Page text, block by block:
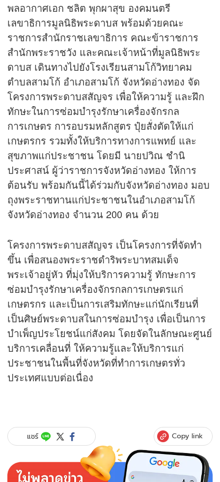
พลอากาศเอก ชลิต พุกผาสุข องคมนตรี
เลขาธิการมูลนิธิพระดาบส พร้อมด้วยคณะ
ราชการสำนักราชเลขาธิการ คณะข้าราชการ
สำนักพระราชวัง และคณะเจ้าหน้าที่มูลนิธิพระ
ดาบส เดินทางไปยังโรงเรียนสามโก้วิทยาคม
ตำบลสามโก้ อำเภอสามโก้ จังหวัดอ่างทอง จัด
โครงการพระดาบสสัญจร เพื่อให้ความรู้ และฝึก
ทักษะในการซ่อมบำรุงรักษาเครื่องจักรกล
การเกษตร การอบรมหลักสูตร ปุ๋ยสั่งตัดให้แก่
เกษตรกร รวมทั้งให้บริการทางการแพทย์ และ
สุขภาพแก่ประชาชน โดยมี นายปวิณ ชำนิ
ประศาสน์ ผู้ว่าราชการจังหวัดอ่างทอง ให้การ
ต้อนรับ พร้อมกันนี้ได้ร่วมกับจังหวัดอ่างทอง มอบ
ถุงพระราชทานแก่ประชาชนในอำเภอสามโก้
จังหวัดอ่างทอง จำนวน 200 คน ด้วย
โครงการพระดาบสสัญจร เป็นโครงการที่จัดทำ
ขึ้น เพื่อสนองพระราชดำริพระบาทสมเด็จ
พระเจ้าอยู่หัว ที่มุ่งให้บริการความรู้ ทักษะการ
ซ่อมบำรุงรักษาเครื่องจักรกลการเกษตรแก่
เกษตรกร และเป็นการเสริมทักษะแก่นักเรียนที่
เป็นศิษย์พระดาบสในการซ่อมบำรุง เพื่อเป็นการ
บำเพ็ญประโยชน์แก่สังคม โดยจัดในลักษณะศูนย์
บริการเคลื่อนที่ ให้ความรู้และให้บริการแก่
ประชาชนในพื้นที่จังหวัดที่ทำการเกษตรทั่ว
ประเทศแบบต่อเนื่อง
แชร์ Copy link